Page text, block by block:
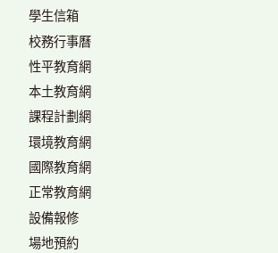
學生信箱
校務行事曆
性平教育網
本土教育網
課程計劃網
環境教育網
國際教育網
正常教育網
設備報修
場地預約